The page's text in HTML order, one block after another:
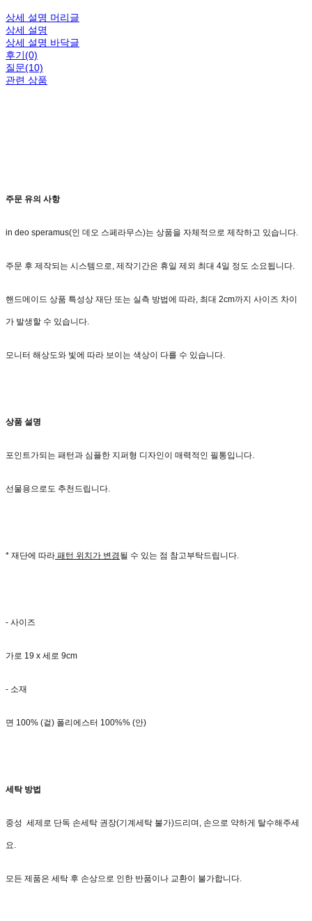
상세 설명 머리글
상세 설명
상세 설명 바닥글
후기(0)
질문(10)
관련 상품
주문 유의 사항
in deo speramus(인 데오 스페라무스)는 상품을 자체적으로 제작하고 있습니다.
주문 후 제작되는 시스템으로, 제작기간은 휴일 제외 최대 4일 정도 소요됩니다.
핸드메이드 상품 특성상 재단 또는 실측 방법에 따라, 최대 2cm까지 사이즈 차이
가 발생할 수 있습니다.
모니터 해상도와 빛에 따라 보이는 색상이 다를 수 있습니다.
상품 설명
포인트가되는 패턴과 심플한 지퍼형 디자인이 매력적인 필통입니다.
선물용으로도 추천드립니다.
* 재단에 따라 패턴 위치가 변경될 수 있는 점 참고부탁드립니다.
- 사이즈
가로 19 x 세로 9cm
- 소재
면 100% (겉) 폴리에스터 100%% (안)
세탁 방법
중성 세제로 단독 손세탁 권장(기계세탁 불가)드리며, 손으로 약하게 탈수해주세
요.
모든 제품은 세탁 후 손상으로 인한 반품이나 교환이 불가합니다.